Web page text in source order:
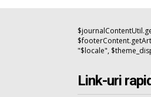
"$locale",
Link-uri